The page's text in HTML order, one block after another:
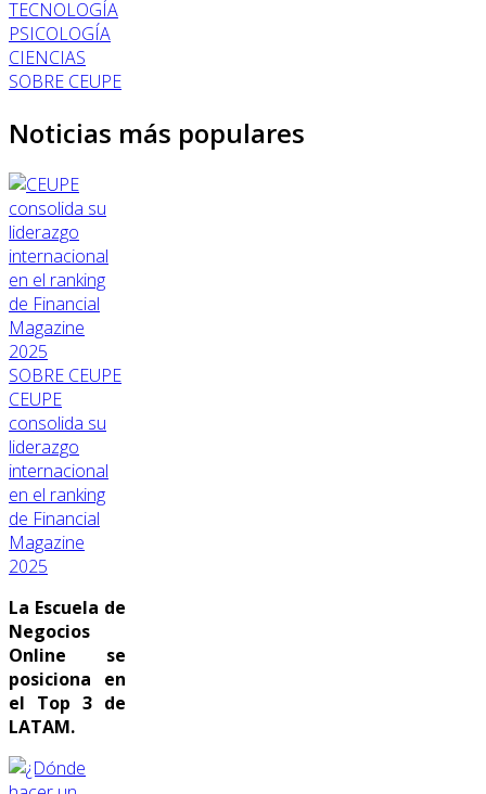
TECNOLOGÍA
PSICOLOGÍA
CIENCIAS
SOBRE CEUPE
Noticias más populares
SOBRE CEUPE
CEUPE
consolida su
liderazgo
internacional
en el ranking
de Financial
Magazine
2025
La Escuela de
Negocios
Online se
posiciona en
el Top 3 de
LATAM.